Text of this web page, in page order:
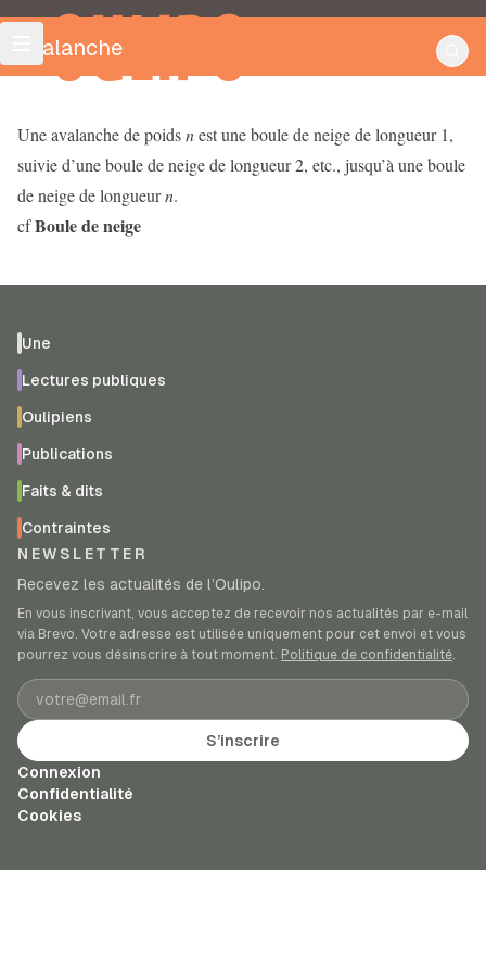
OULIPO
Avalanche
Une avalanche de poidsnest une boule de neige de longueur 1,
suivie d’une boule de neige de longueur 2, etc., jusqu’à une boule
de neige de longueurn.
cfBoule de neige
Une
Lectures publiques
Oulipiens
Publications
Faits & dits
Contraintes
NEWSLETTER
Recevez les actualités de l’Oulipo.
En vous inscrivant, vous acceptez de recevoir nos actualités par e-mail
via Brevo. Votre adresse est utilisée uniquement pour cet envoi et vous
pourrez vous désinscrire à tout moment. Politique de confidentialité.
Adresse e-mail
S’inscrire
Connexion
Confidentialité
Cookies